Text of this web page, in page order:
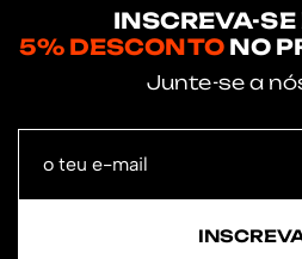
INSCREVA-SE
5% DESCONTONO
Junte-se a